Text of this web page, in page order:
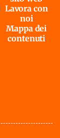
Lavora con
noi
Mappa dei
contenuti